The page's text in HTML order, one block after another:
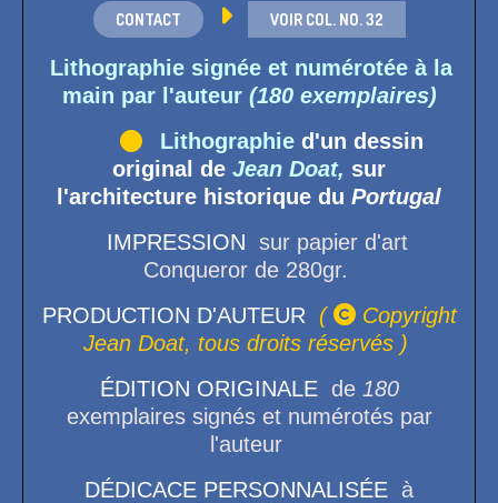
CONTACT  VOIR COL. NO. 32
Lithographie signée et numérotée à la
main par l'auteur(180 exemplaires)
 Lithographied'un dessin
original de Jean Doat, sur
l'architecture historique du Portugal
IMPRESSION sur papier d'art
Conqueror de 280gr.
PRODUCTION D'AUTEUR
( Copyright
Jean Doat, tous droits réservés )
ÉDITION ORIGINALE de 180
exemplaires signés et numérotés par
l'auteur
DÉDICACE PERSONNALISÉE à